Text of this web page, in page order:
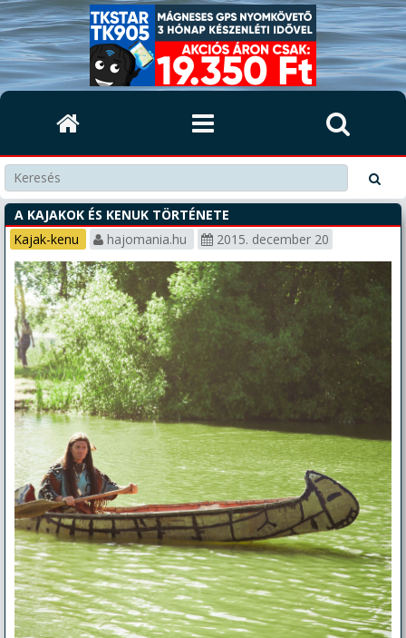
A KAJAKOK ÉS KENUK TÖRTÉNETE
Kajak-kenu
hajomania.hu 2015. december 20